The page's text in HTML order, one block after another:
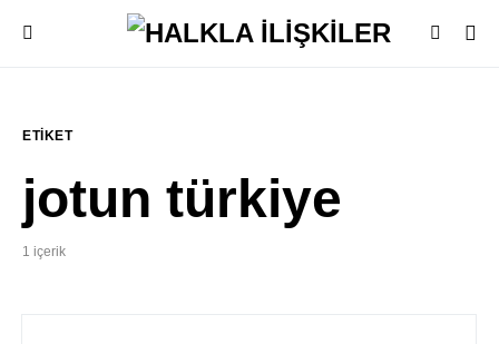
ETIKET
jotun türkiye
1 içerik